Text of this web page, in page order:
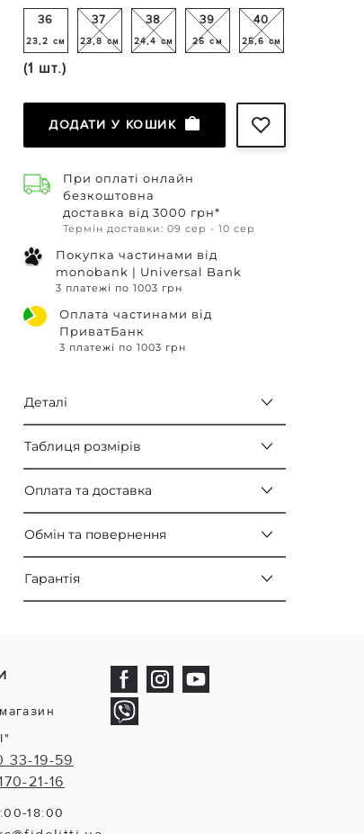
36
23,2 см
(1 шт.)
37
23,8 см
38
24,4 см
39
25 см
40
25,6 см
ДОДАТИ У КОШИК
При оплаті онлайн
безкоштовна
доставка від 3000 грн*
Термін доставки: 09 сер - 10 сер
Покупка частинами від
monobank | Universal Bank
3 платежі по 1003 грн
Оплата частинами від
ПриватБанк
3 платежі по 1003 грн
Деталі
Таблиця розмірів
Оплата та доставка
Обмін та повернення
Гарантія
33-19-59
21-16
18:00